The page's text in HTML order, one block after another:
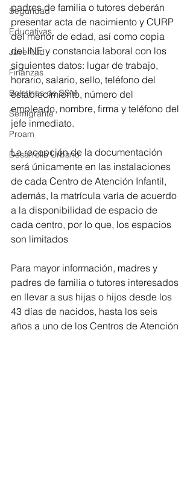
Seguridad
Educativas
Juventud
Finanzas
Boletines de SSM
Semigrante
Proam
Desarrollo Urbano
padres de familia o tutores deberán
presentar acta de nacimiento y CURP
del menor de edad, así como copia
del INE y constancia laboral con los
siguientes datos: lugar de trabajo,
horario, salario, sello, teléfono del
establecimiento, número del
empleado, nombre, firma y teléfono del
jefe inmediato.
La recepción de la documentación
será únicamente en las instalaciones
de cada Centro de Atención Infantil,
además, la matrícula varía de acuerdo
a la disponibilidad de espacio de
cada centro, por lo que, los espacios
son limitados
Para mayor información, madres y
padres de familia o tutores interesados
en llevar a sus hijas o hijos desde los
43 días de nacidos, hasta los seis
años a uno de los Centros de Atención